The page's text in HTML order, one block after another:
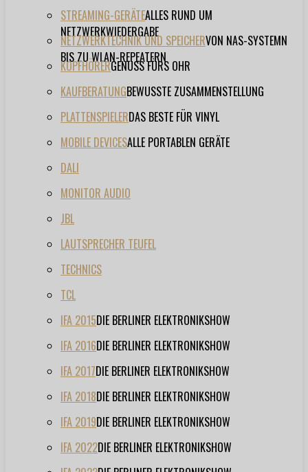
STREAMING-GERÄTEALLES RUND UM
NETZWERKWIEDERGABE
NETZWERKTECHNIK UND SPEICHERVON NAS-SYSTEMN
BIS ZU WLAN-REPEATERN
KOPFHÖRERGENUSS FÜRS OHR
KAUFBERATUNGBEWUSSTE ZUSAMMENSTELLUNG
PLATTENSPIELERDAS BESTE FÜR VINYL
MOBILE DEVICESALLE PORTABLEN GERÄTE
DALI
MONITOR AUDIO
JBL
LAUTSPRECHER TEUFEL
TECHNICS
TCL
IFA 2015DIE BERLINER ELEKTRONIKSHOW
IFA 2016DIE BERLINER ELEKTRONIKSHOW
IFA 2017DIE BERLINER ELEKTRONIKSHOW
IFA 2018DIE BERLINER ELEKTRONIKSHOW
IFA 2019DIE BERLINER ELEKTRONIKSHOW
IFA 2022DIE BERLINER ELEKTRONIKSHOW